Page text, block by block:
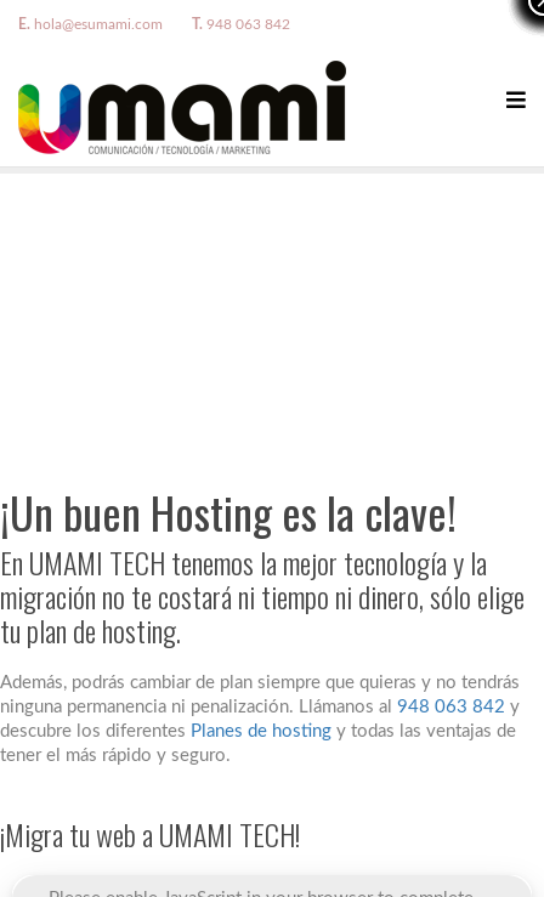
E. hola@esumami.com T. 948 063 842
¡Un buen Hosting es la clave!
En UMAMI TECH tenemos la mejor tecnología y la
migración no te costará ni tiempo ni dinero, sólo elige
tu plan de hosting.
Además, podrás cambiar de plan siempre que quieras y no tendrás
ninguna permanencia ni penalización. Llámanos al 948 063 842 y
descubre los diferentes Planes de hosting y todas las ventajas de
tener el más rápido y seguro.
¡Migra tu web a UMAMI TECH!